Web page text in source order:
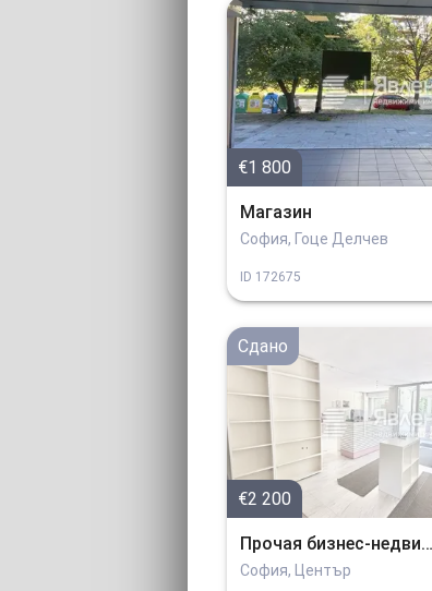
€1 800
Магазин
София, Гоце Делчев
ID 172675
Сдано
€2 200
Прочая бизнес-недвижимость
София, Център